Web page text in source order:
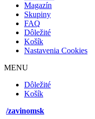
Magazín
Skupiny
FAQ
Dôležité
Košík
Nastavenia Cookies
desktop
menu
MENU
Dôležité
Košík
/zavinomsk